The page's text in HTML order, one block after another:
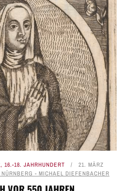
, 16.-18. JAHRHUNDERT
21. MÄRZ
- MICHAEL DIEFENBACHER